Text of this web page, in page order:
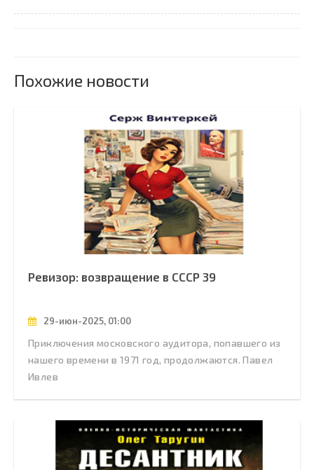
Похожие новости
Ревизор: возвращение в СССР 39
29-июн-2025, 01:00
Приключения московского аудитора, попавшего из
нашего времени в 1971 год, продолжаются. Павел
Ивлев